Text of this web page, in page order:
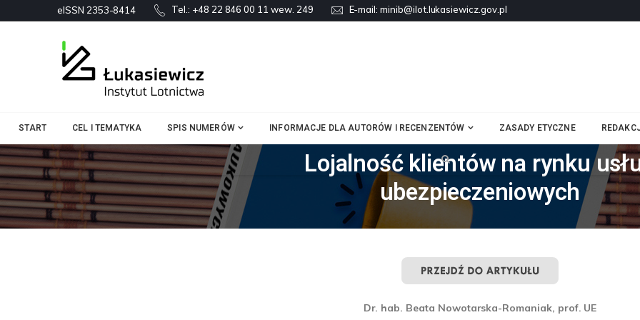
eISSN 2353-8414 Tel.: +48 22 846 00 11 wew. 249 E-mail:minib@ilot.lukasiewicz.gov.pl
START CEL I TEMATYKA SPIS NUMERÓW INFORMACJE DLA AUTORÓW I RECENZENTÓW ZASADY ETYCZNE
Lojalność klientów na rynku
ubezpieczeniowych
Dr. hab. Beata Nowotarska-Romaniak, prof. UE